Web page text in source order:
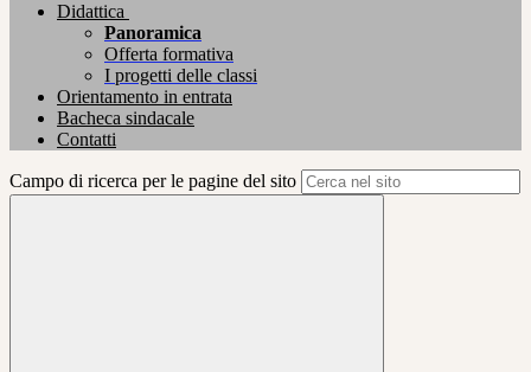
Didattica
Panoramica
Offerta formativa
I progetti delle classi
Orientamento in entrata
Bacheca sindacale
Contatti
Campo di ricerca per le pagine del sito